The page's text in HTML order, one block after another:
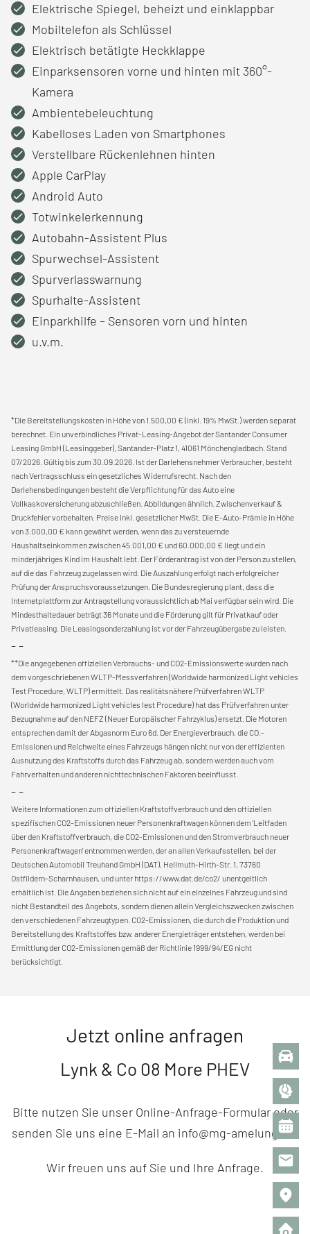
Elektrische Spiegel, beheizt und einklappbar
Mobiltelefon als Schlüssel
Elektrisch betätigte Heckklappe
Einparksensoren vorne und hinten mit 360°-
Kamera
Ambientebeleuchtung
Kabelloses Laden von Smartphones
Verstellbare Rückenlehnen hinten
Apple CarPlay
Android Auto
Totwinkelerkennung
Autobahn-Assistent Plus
Spurwechsel-Assistent
Spurverlasswarnung
Spurhalte-Assistent
Einparkhilfe – Sensoren vorn und hinten
u.v.m.
*Die Bereitstellungskosten in Höhe von 1.500,00 € (inkl. 19% MwSt.) werden separat
berechnet. Ein unverbindliches Privat-Leasing-Angebot der Santander Consumer
Leasing GmbH (Leasinggeber), Santander-Platz 1, 41061 Mönchengladbach. Stand
07/2026. Gültig bis zum 30.09.2026. Ist der Darlehensnehmer Verbraucher, besteht
nach Vertragsschluss ein gesetzliches Widerrufsrecht. Nach den
Darlehensbedingungen besteht die Verpflichtung für das Auto eine
Vollkaskoversicherung abzuschließen. Abbildungen ähnlich. Zwischenverkauf &
Druckfehler vorbehalten. Preise inkl. gesetzlicher MwSt. Die E-Auto-Prämie in Höhe
von 3.000,00 € kann gewährt werden, wenn das zu versteuernde
Haushaltseinkommen zwischen 45.001,00 € und 60.000,00 € liegt und ein
minderjähriges Kind im Haushalt lebt. Der Förderantrag ist von der Person zu stellen,
auf die das Fahrzeug zugelassen wird. Die Auszahlung erfolgt nach erfolgreicher
Prüfung der Anspruchsvoraussetzungen. Die Bundesregierung plant, dass die
Internetplattform zur Antragstellung voraussichtlich ab Mai verfügbar sein wird. Die
Mindesthaltedauer beträgt 36 Monate und die Förderung gilt für Privatkauf oder
Privatleasing. Die Leasingsonderzahlung ist vor der Fahrzeugübergabe zu leisten.
- -
**Die angegebenen offiziellen Verbrauchs- und CO2-Emissionswerte wurden nach
dem vorgeschriebenen WLTP-Messverfahren (Worldwide harmonized Light vehicles
Test Procedure, WLTP) ermittelt. Das realitätsnähere Prüfverfahren WLTP
(Worldwide harmonized Light vehicles lest Procedure) hat das Prüfverfahren unter
Bezugnahme auf den NEFZ (Neuer Europäischer Fahrzyklus) ersetzt. Die Motoren
entsprechen damit der Abgasnorm Euro 6d. Der Energieverbrauch, die CO.-
Emissionen und Reichweite eines Fahrzeugs hängen nicht nur von der effizienten
Ausnutzung des Kraftstoffs durch das Fahrzeug ab, sondern werden auch vom
Fahrverhalten und anderen nichttechnischen Faktoren beeinflusst.
- -
Weitere Informationen zum offiziellen Kraftstoffverbrauch und den offiziellen
spezifischen CO2-Emissionen neuer Personenkraftwagen können dem 'Leitfaden
über den Kraftstoffverbrauch, die CO2-Emissionen und den Stromverbrauch neuer
Personenkraftwagen' entnommen werden, der an allen Verkaufsstellen, bei der
Deutschen Automobil Treuhand GmbH (DAT), Hellmuth-Hirth-Str. 1, 73760
Ostfildern-Scharnhausen, und unter https://www.dat.de/co2/ unentgeltlich
erhältlich ist. Die Angaben beziehen sich nicht auf ein einzelnes Fahrzeug und sind
nicht Bestandteil des Angebots, sondern dienen allein Vergleichszwecken zwischen
den verschiedenen Fahrzeugtypen. CO2-Emissionen, die durch die Produktion und
Bereitstellung des Kraftstoffes bzw. anderer Energieträger entstehen, werden bei
Ermittlung der CO2-Emissionen gemäß der Richtlinie 1999/94/EG nicht
berücksichtigt.
Jetzt online anfragen
Lynk & Co 08 More PHEV
Bitte nutzen Sie unser Online-Anfrage-Formular oder
senden Sie uns eine E-Mail an info@mg-amelung.de.
Wir freuen uns auf Sie und Ihre Anfrage.